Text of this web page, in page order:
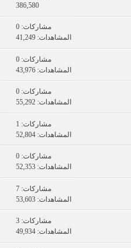
386,580
مشاركات:0
المشاهدات: 41,249
مشاركات:0
المشاهدات: 43,976
مشاركات:0
المشاهدات: 55,292
مشاركات: 1
المشاهدات: 52,804
مشاركات:0
المشاهدات: 52,353
مشاركات:7
المشاهدات: 53,603
مشاركات:3
المشاهدات: 49,934